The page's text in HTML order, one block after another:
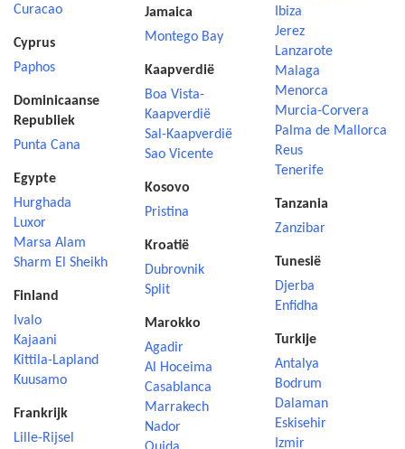
Curacao
Cyprus
Paphos
Dominicaanse
Republiek
Punta Cana
Egypte
Hurghada
Luxor
Marsa Alam
Sharm El Sheikh
Finland
Ivalo
Kajaani
Kittila-Lapland
Kuusamo
Frankrijk
Lille-Rijsel
Jamaica
Montego Bay
Kaapverdië
Boa Vista-
Kaapverdië
Sal-Kaapverdië
Sao Vicente
Kosovo
Pristina
Kroatië
Dubrovnik
Split
Marokko
Agadir
Al Hoceima
Casablanca
Marrakech
Nador
Ibiza
Jerez
Lanzarote
Malaga
Menorca
Murcia-Corvera
Palma de Mallorca
Reus
Tenerife
Tanzania
Zanzibar
Tunesië
Djerba
Enfidha
Turkije
Antalya
Bodrum
Dalaman
Eskisehir
Izmir